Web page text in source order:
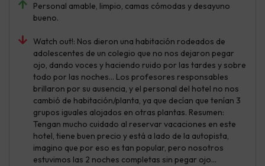
Personal amable, limpio, camas cómodas y desayuno
bueno.
Watch out!: Nos dieron una habitación rodeados de
adolescentes de un colegio que no nos dejaron pegar
ojo, dando voces y haciendo ruido por las tardes y sobre
todo por las noches... Los profesores responsables
brillaron por su ausencia, y el personal del hotel no nos
cambió de habitación/planta, ya que decían que tenían 3
grupos iguales alojados en otras plantas. Resumen:
Tengan mucho cuidado al reservar vacaciones en este
hotel, tiene buen precio y está a lado de la autopista,
imagino que por eso es tan popular, pero nosotros
estuvimos las 2 noches completas sin pegar ojo...